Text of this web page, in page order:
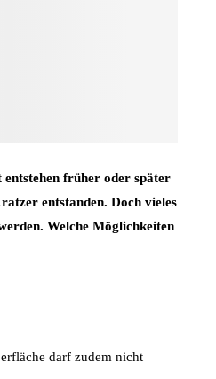
früher oder später
entstanden. Doch vieles
Welche Möglichkeiten
darf zudem nicht